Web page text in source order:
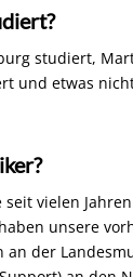
studiert,
und etwas
vielen
unsere
der